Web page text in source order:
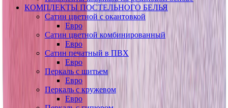
КОМПЛЕКТЫ ПОСТЕЛЬНОГО БЕЛЬЯ
Сатин цветной с окантовкой
Евро
Сатин цветной комбинированный
Евро
Сатин печатный в ПВХ
Евро
Перкаль с шитьем
Евро
Перкаль с кружевом
Евро